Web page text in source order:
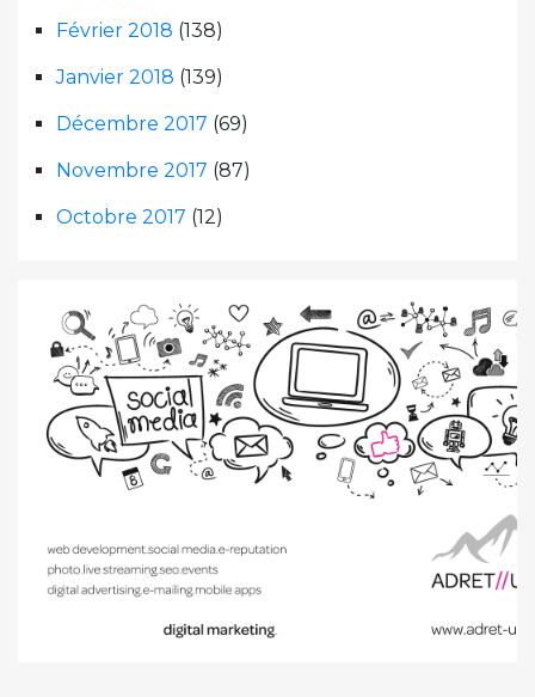
Février 2018 (138)
Janvier 2018 (139)
Décembre 2017 (69)
Novembre 2017 (87)
Octobre 2017 (12)